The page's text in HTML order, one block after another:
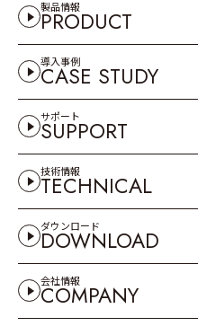
製品情報
PRODUCT
導入事例
CASE STUDY
サポート
SUPPORT
技術情報
TECHNICAL
ダウンロード
DOWNLOAD
会社情報
COMPANY